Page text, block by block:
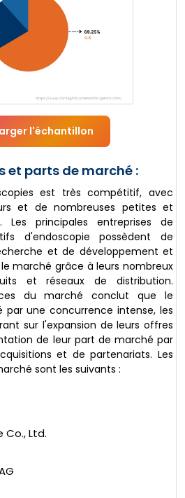
l'échantillon
et parts de marché :
est très compétitif, avec
et de nombreuses petites et
Les principales entreprises de
d'endoscopie possèdent de
et de développement et
marché grâce à leurs nombreux
et réseaux de distribution.
du marché conclut que le
une concurrence intense, les
sur l'expansion de leurs offres
de leur part de marché par
et de partenariats. Les
sont les suivants :
Co., Ltd.